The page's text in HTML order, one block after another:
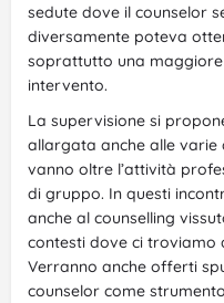
sedute dove il counselor
diversamente poteva
soprattutto una
intervento.
La supervisione si
allargata anche alle varie
vanno oltre l’attività
di gruppo. In questi
anche al counselling
contesti dove ci troviamo
Verranno anche offerti
counselor come